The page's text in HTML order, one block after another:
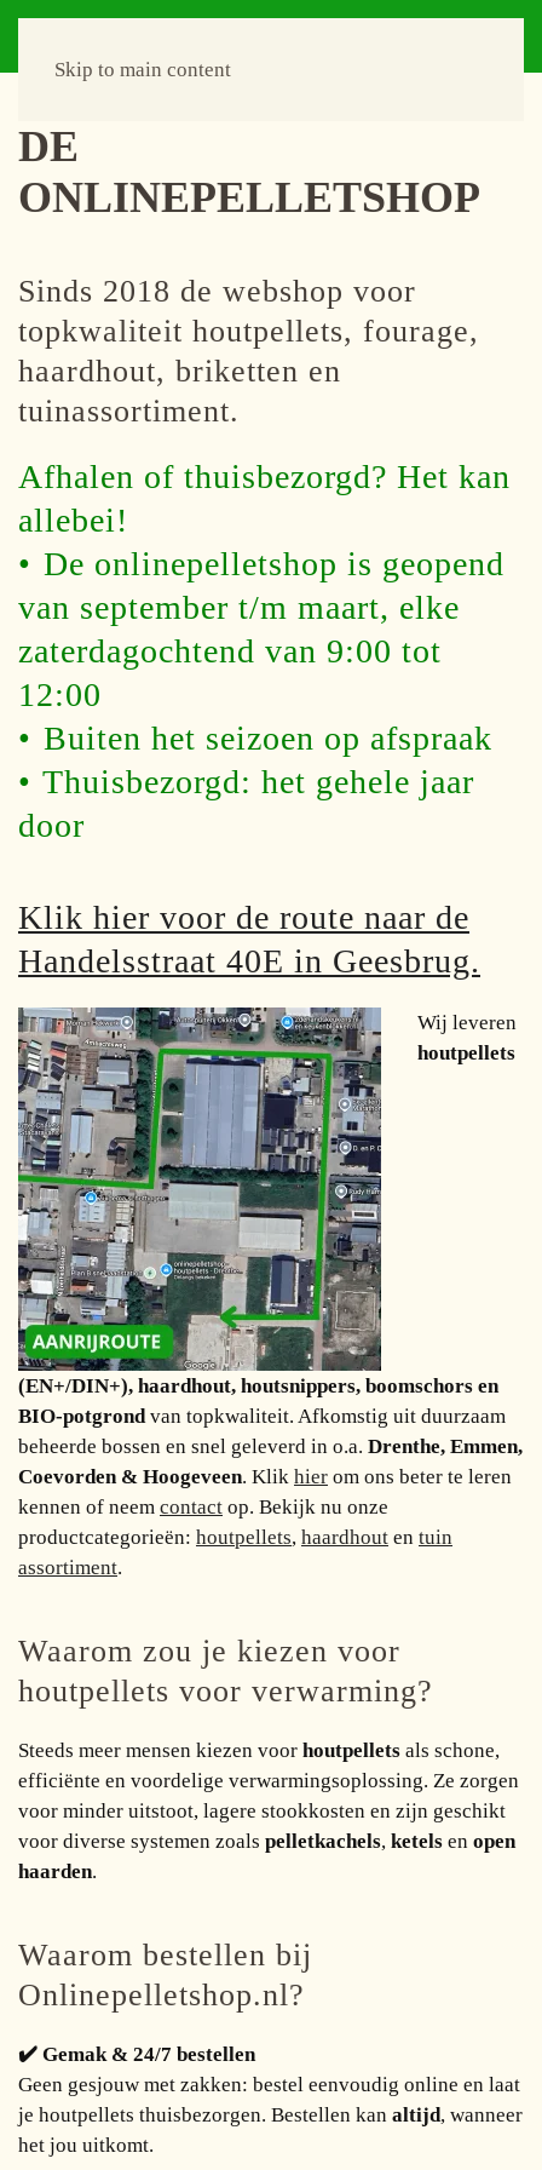
Skip to main content
DE
ONLINEPELLETSHOP
Sinds 2018 de webshop voor
topkwaliteit houtpellets, fourage,
haardhout, briketten en
tuinassortiment.
Afhalen of thuisbezorgd? Het kan
allebei!
•⁠ ⁠De onlinepelletshop is geopend
van september t/m maart, elke
zaterdagochtend van 9:00 tot
12:00
•⁠ ⁠Buiten het seizoen op afspraak
•⁠ ⁠Thuisbezorgd: het gehele jaar
door
Klik hier voor de route naar de
Handelsstraat 40E in Geesbrug.
Wij leveren
houtpellets
(EN+/DIN+), haardhout, houtsnippers, boomschors en
BIO-potgrondvan topkwaliteit. Afkomstig uit duurzaam
beheerde bossen en snel geleverd in o.a. Drenthe, Emmen,
Coevorden & Hoogeveen. Klik hier om ons beter te leren
kennen of neem contact op. Bekijk nu onze
productcategorieën: houtpellets, haardhout en tuin
assortiment.
Waarom zou je kiezen voor
houtpellets voor verwarming?
Steeds meer mensen kiezen voor houtpellets als schone,
efficiënte en voordelige verwarmingsoplossing. Ze zorgen
voor minder uitstoot, lagere stookkosten en zijn geschikt
voor diverse systemen zoals pelletkachels, ketels en open
haarden.
Waarom bestellen bij
Onlinepelletshop.nl?
✔️ Gemak & 24/7 bestellen
Geen gesjouw met zakken: bestel eenvoudig online en laat
je houtpellets thuisbezorgen. Bestellen kan altijd, wanneer
het jou uitkomt.